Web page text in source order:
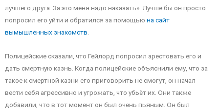
лучшего друга. За это меня надо наказать». Лучше бы он просто
попросил его уйти и обратился за помощью на сайт
вымышленных знакомств
Полицейские сказали, что Гейлорд попросил арестовать его и
дать смертную казнь. Когда полицейские объяснили ему, что за
такое к смертной казни его приговорить не смогут, он начал
вести себя агрессивно и угрожать, что убьёт их. Они также
добавили, что в тот момент он был очень пьяным. Он был